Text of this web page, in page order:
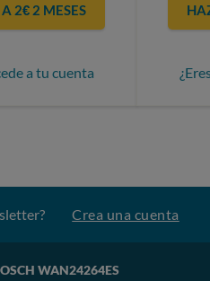
2€ 2 MESES
a tu cuenta
Crea una cuenta
WAN24264ES